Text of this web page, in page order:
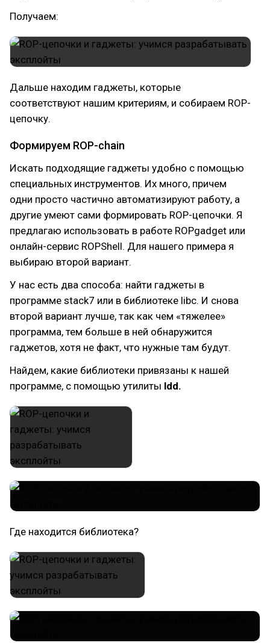
Получаем:
Дальше находим гаджеты, которые
соответствуют нашим критериям, и собираем ROP-
цепочку.
Формируем ROP-chain
Искать подходящие гаджеты удобно с помощью
специальных инструментов. Их много, причем
одни просто частично автоматизируют работу, а
другие умеют сами формировать ROP-цепочки. Я
предлагаю использовать в работе ROPgadget или
онлайн-сервис ROPShell. Для нашего примера я
выбираю второй вариант.
У нас есть два способа: найти гаджеты в
программе stack7 или в библиотеке libc. И снова
второй вариант лучше, так как чем «тяжелее»
программа, тем больше в ней обнаружится
гаджетов, хотя не факт, что нужные там будут.
Найдем, какие библиотеки привязаны к нашей
программе, с помощью утилиты ldd.
Где находится библиотека?